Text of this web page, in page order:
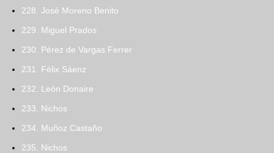
228. José Moreno Benito
229. Miguel Prados
230. Pérez de Vargas Ferrer
231. Félix Sáenz
232. León Donaire
233. Nichos
234. Muñoz Castaño
235. Nichos